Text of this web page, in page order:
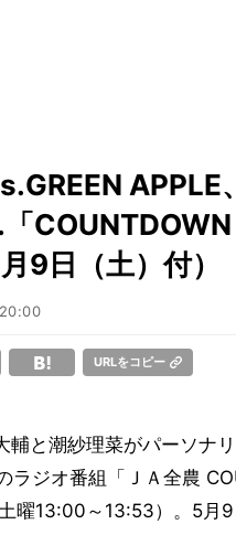
APPLE
COUNTDOWN
9日（土）付）
URLをコピー
輔と潮紗理菜がパーソナ
ラジオ番組「ＪＡ全農
曜13:00～13:53）。5月